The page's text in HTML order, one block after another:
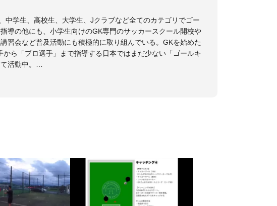
中学生、高校生、大学生、Jクラブなど全てのカテゴリでゴー
導の他にも、小学生向けのGK専門のサッカースクール開校や
習会など普及活動にも積極的に取り組んでいる。GKを始めた
ら「プロ選手」まで指導する日本ではまだ少ない「ゴールキ
活動中。